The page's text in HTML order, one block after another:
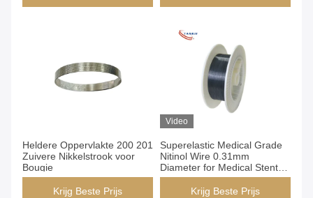
Heldere Oppervlakte 200 201
Zuivere Nikkelstrook voor
Bougie
Krijg Beste Prijs
Video
Superelastic Medical Grade
Nitinol Wire 0.31mm
Diameter for Medical Stents
and Actuators
Krijg Beste Prijs